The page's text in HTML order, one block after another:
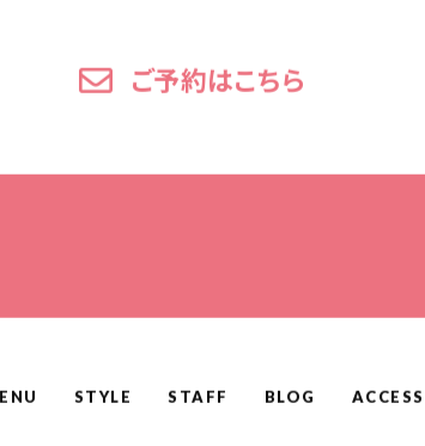
ご予約はこちら
STYLE STAFF BLOG ACCESS